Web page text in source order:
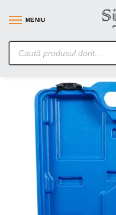
MENIU
SimpleTools.ro –
Prima pagină
Electrice